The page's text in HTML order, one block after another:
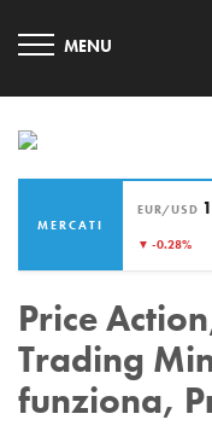
MERCATI
EUR/USD
▼ -0.28%
Price
Trading
funziona,